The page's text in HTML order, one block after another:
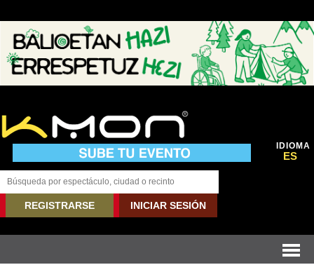
IDIOMA
ES
REGISTRARSE INICIAR SESIÓN